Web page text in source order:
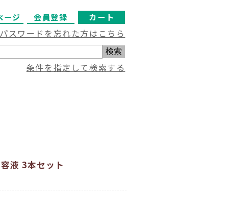
カート
会員登録
ージ
スワードを忘れた方はこちら
条件を指定して検索する
液 3本セット